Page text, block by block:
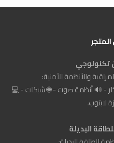
تكنولوجي
والأنظمة الأمنية:
- 🔊 أنظمة صوت - 🌐 شبكات - 💻
لابتوب.
البديلة